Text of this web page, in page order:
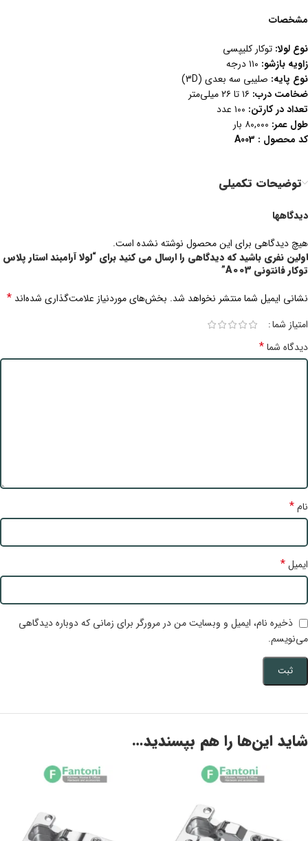
مشخصات
نوع لولا: توکار کلیپسی
زاویه بازشو:
نوع پایه: صلیبی سه بعدی (3D)
ضخامت درب:
تعداد در کارتن:
طول عمر:
کد محصول : A003
توضیحات تکمیلی
دیدگاهها
هیچ دیدگاهی برای این محصول نوشته نشده است.
اولین نفری باشید که دیدگاهی را ارسال می کنید برای “لولا آرامبند استار پلاس
توکار فانتونی A003”
نشانی ایمیل شما منتشر نخواهد شد. بخش‌های موردنیاز علامت‌گذاری شده‌اند *
امتیاز شما
دیدگاه شما*
نام*
ایمیل*
ذخیره نام، ایمیل و وبسایت من در مرورگر برای زمانی که دوباره دیدگاهی
می‌نویسم.
شاید این‌ها را هم بپسندید…